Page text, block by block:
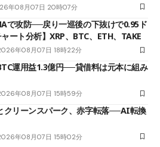
年08月07日 20時07分
で攻防──戻り一巡後の下抜けで0.95ド
ート分析】XRP、BTC、ETH、TAKE
年08月07日 18時22分
運用益1.3億円──貸借料は元本に組み
年08月07日 15時59分
クリーンスパーク、赤字転落──AI転換
年08月07日 15時02分